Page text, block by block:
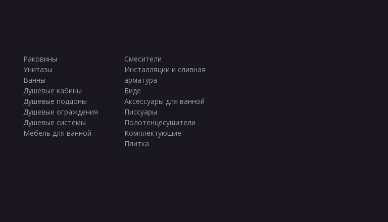
Раковины
Унитазы
Ванны
Душевые кабины
Душевые поддоны
Душевые ограждения
Душевые системы
Мебель для ванной
Смесители
Инсталляции и сливная
арматура
Биде
Аксессуары для ванной
Писсуары
Полотенцесушители
Комплектующие
Плитка